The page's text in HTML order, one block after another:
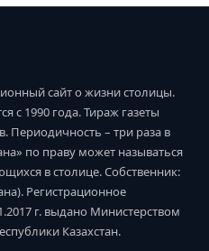
сайт о жизни столицы.
с 1990 года. Тираж газеты
Периодичность – три раза в
по праву может называться
в столице. Собственник:
Регистрационное
г. выдано Министерством
Казахстан.